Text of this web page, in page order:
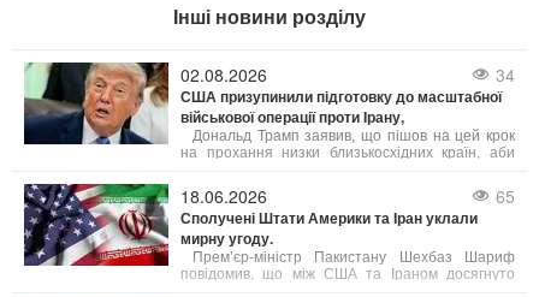
Інші новини розділу
02.08.2026 34
США призупинили підготовку до масштабної
військової операції проти Ірану,
Дональд Трамп заявив, що пішов на цей крок
на прохання низки близькосхідних країн, аби
готовність США до безпрецедентного силового
тиску, пріоритетом було обрано укладення
угоди, яка б гарантувала безпеку судноплавства
в Ормузькій протоці та ліквідацію ядерної
загрози з боку Тегерана. Ізраїль, за словами
Трампа, підтримує такий підхід.
18.06.2026 65
Сполучені Штати Америки та Іран уклали
мирну угоду.
Прем’єр-міністр Пакистану Шехбаз Шариф
повідомив, що між США та Іраном досягнуто